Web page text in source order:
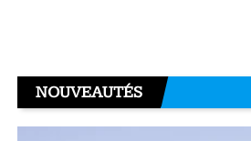
NOUVEAUTÉS